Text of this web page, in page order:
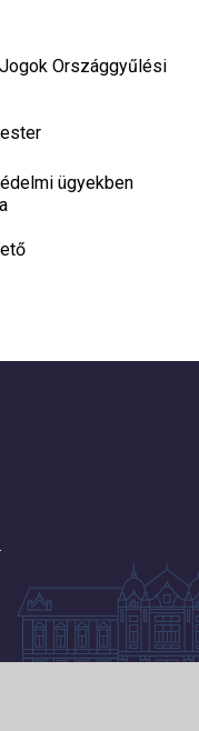
Országgyűlési
ügyekben